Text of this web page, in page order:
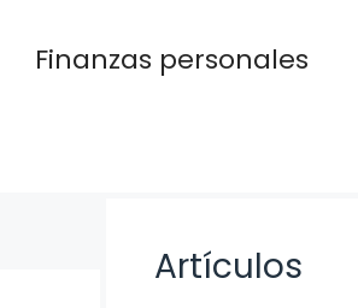
Finanzas personales
Artículos